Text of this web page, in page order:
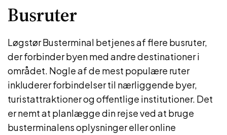
Busruter
Løgstør Busterminal betjenes af flere busruter,
der forbinder byen med andre destinationer i
området. Nogle af de mest populære ruter
inkluderer forbindelser til nærliggende byer,
turistattraktioner og offentlige institutioner. Det
er nemt at planlægge din rejse ved at bruge
busterminalens oplysninger eller online